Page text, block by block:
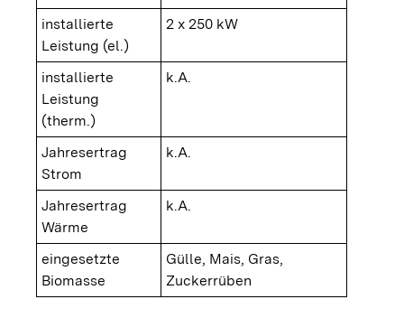
installierte
Leistung (el.)
2 x 250 kW
installierte
Leistung
(therm.)
k.A.
Jahresertrag
Strom
k.A.
Jahresertrag
Wärme
k.A.
eingesetzte
Biomasse
Gülle, Mais, Gras,
Zuckerrüben